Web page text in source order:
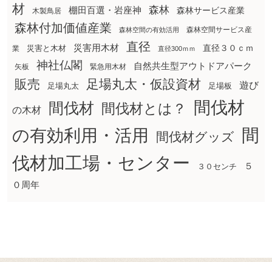
材
木製鳥居 棚田百選・岩座神 森林 森林サービス産業
森林付加価値産業 森林空間の有効活用 森林空間サービス産
業 災害と木材 災害用木材 直径 直径300ｍｍ 直径３０ｃｍ
矢板 神社仏閣 緊急用木材 自然共生型アウトドアパーク
販売 足場丸太 足場丸太・仮設資材 足場板 遊び
の木材 間伐材 間伐材とは？
間伐材
の有効利用・活用
間伐材グッズ
間
伐材加工場・センター
３０センチ
５
０周年